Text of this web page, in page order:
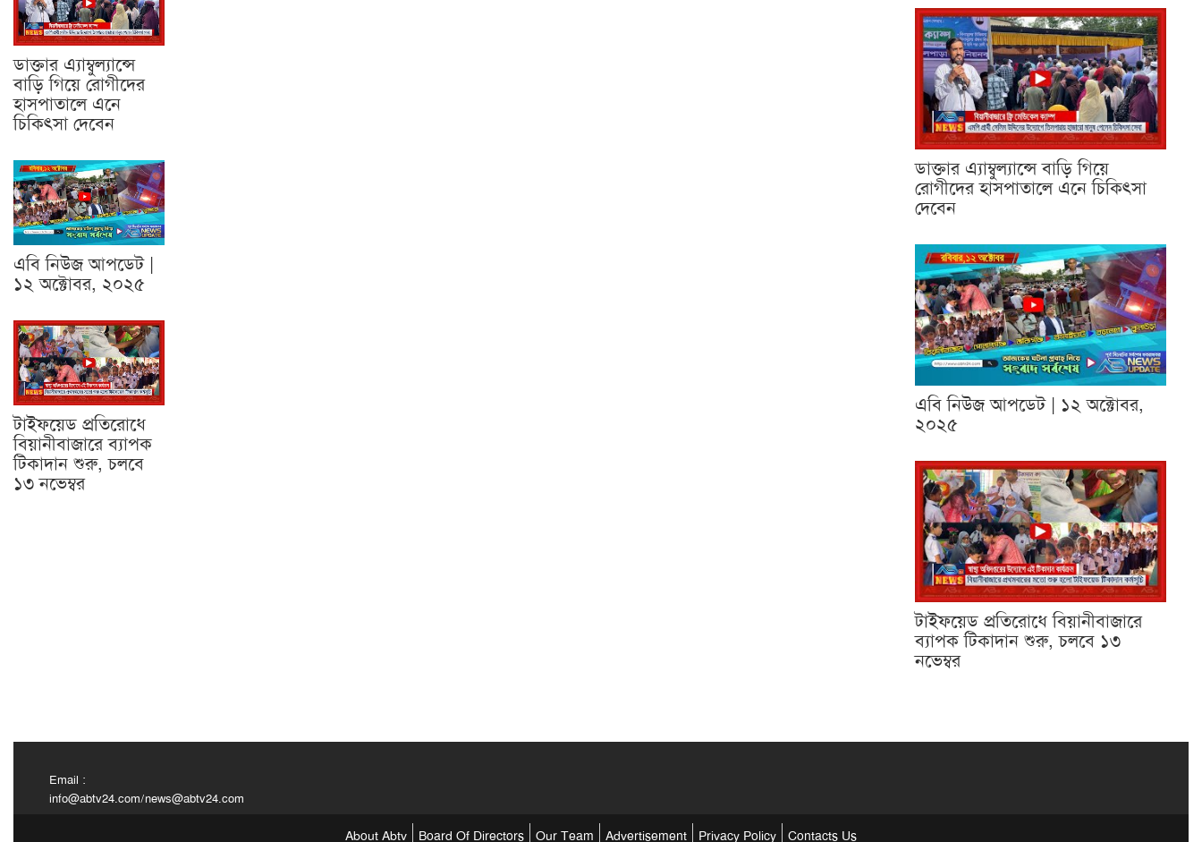
ডাক্তার এ্যাম্বুল্যান্সে
বাড়ি গিয়ে রোগীদের
হাসপাতালে এনে
চিকিৎসা দেবেন
এবি নিউজ আপডেট |
১২ অক্টোবর, ২০২৫
টাইফয়েড প্রতিরোধে
বিয়ানীবাজারে ব্যাপক
টিকাদান শুরু, চলবে
১৩ নভেম্বর
ডাক্তার এ্যাম্বুল্যান্সে বাড়ি গিয়ে
রোগীদের হাসপাতালে এনে চিকিৎসা
দেবেন
এবি নিউজ আপডেট | ১২ অক্টোবর,
২০২৫
টাইফয়েড প্রতিরোধে বিয়ানীবাজারে
ব্যাপক টিকাদান শুরু, চলবে ১৩
নভেম্বর
Email :
info@abtv24.com/news@abtv24.com
About Abtv Board Of Directors Our Team Advertisement Privacy Policy Contacts Us